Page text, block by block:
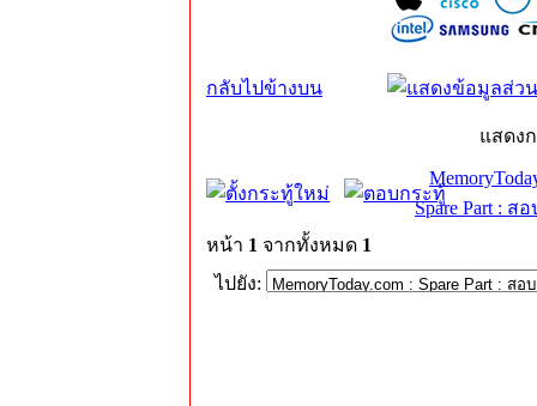
กลับไปข้างบน
แสดง
Spare Part : ส
หน้า 1 จากทั้งหมด 1
ไปยัง: